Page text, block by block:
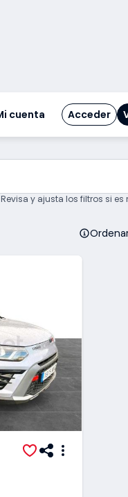
cuenta Acceder
y ajusta los filtros si es